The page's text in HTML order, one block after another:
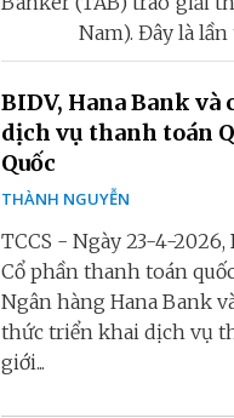
Nam). Đây là
BIDV, Hana Bank
dịch vụ thanh toán
Quốc
THÀNH NGUYỄN
TCCS - Ngày 23-4-
Cổ phần thanh toán
Ngân hàng Hana Bank
thức triển khai dịch vụ
giới...